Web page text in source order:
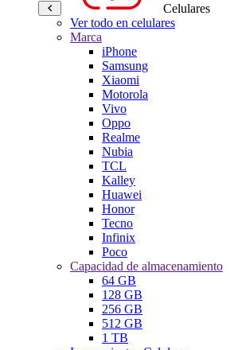
Celulares
Ver todo en celulares
Marca
iPhone
Samsung
Xiaomi
Motorola
Vivo
Oppo
Realme
Nubia
TCL
Kalley
Huawei
Honor
Tecno
Infinix
Poco
Capacidad de almacenamiento
64 GB
128 GB
256 GB
512 GB
1 TB